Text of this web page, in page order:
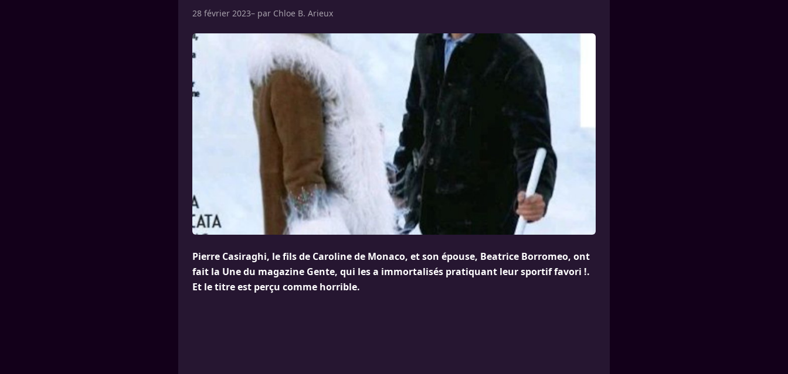
28 février 2023– par Chloe B. Arieux
Pierre Casiraghi, le fils de Caroline de Monaco, et son épouse, Beatrice Borromeo, ont
fait la Une du magazine Gente, qui les a immortalisés pratiquant leur sportif favori !.
Et le titre est perçu comme horrible.